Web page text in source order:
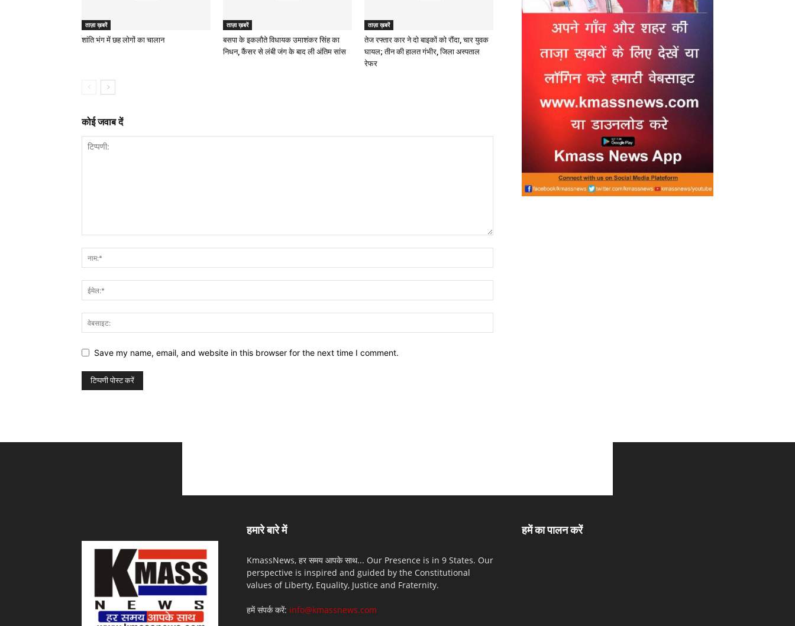
ताज़ा ख़बरें
शांति भंग में छह लोगों का चालान
ताज़ा ख़बरें
बसपा के इकलौते विधायक उमाशंकर सिंह का
निधन, कैंसर से लंबी जंग के बाद ली अंतिम सांस
ताज़ा ख़बरें
तेज रफ्तार कार ने दो बाइकों को रौंदा, चार युवक
घायल; तीन की हालत गंभीर, जिला अस्पताल
रेफर
कोई जवाब दें
Save my name, email, and website in this browser for the next time I comment.
हमारे बारे में
KmassNews, हर समय आपके साथ... Our Presence is in 9 States. Our
perspective is inspired and guided by the Constitutional
values of Liberty, Equality, Justice and Fraternity.
हमें संपर्क करें: info@kmassnews.com
हमें का पालन करें